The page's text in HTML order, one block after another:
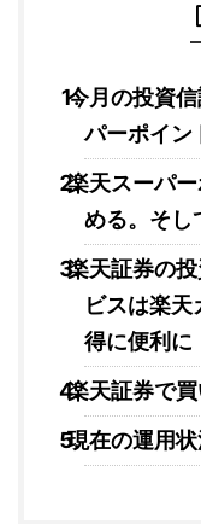
今月の投資
パーポイン
楽天スーパ
める。そし
楽天証券の
ビスは楽
得に便利に
楽天証券で
現在の運用